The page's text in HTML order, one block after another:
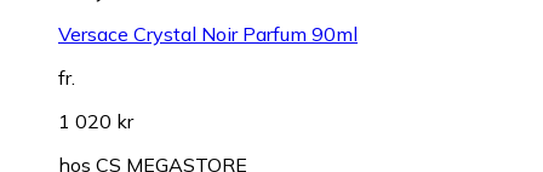
Versace Crystal Noir Parfum 90ml
fr.
1 020 kr
hos CS MEGASTORE